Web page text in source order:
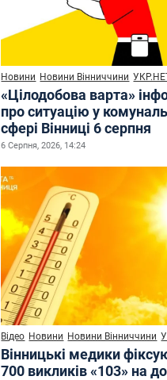
Новини Новини Вінниччини
«Цілодобова варта»
про ситуацію у
сфері Вінниці 6 серпня
6 Серпня, 2026, 14:24
Відео Новини Новини Вінниччини
Вінницькі медики
700 викликів «103» на